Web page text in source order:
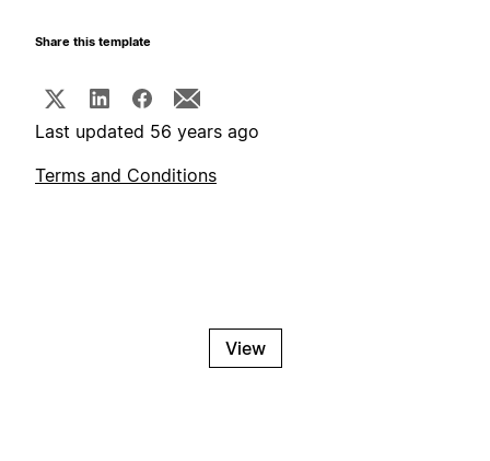
Share this template
Last updated 56 years ago
Terms and Conditions
View